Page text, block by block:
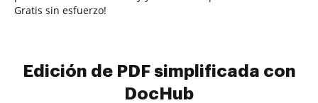
Gratis sin esfuerzo!
Edición de PDF simplificada con
DocHub